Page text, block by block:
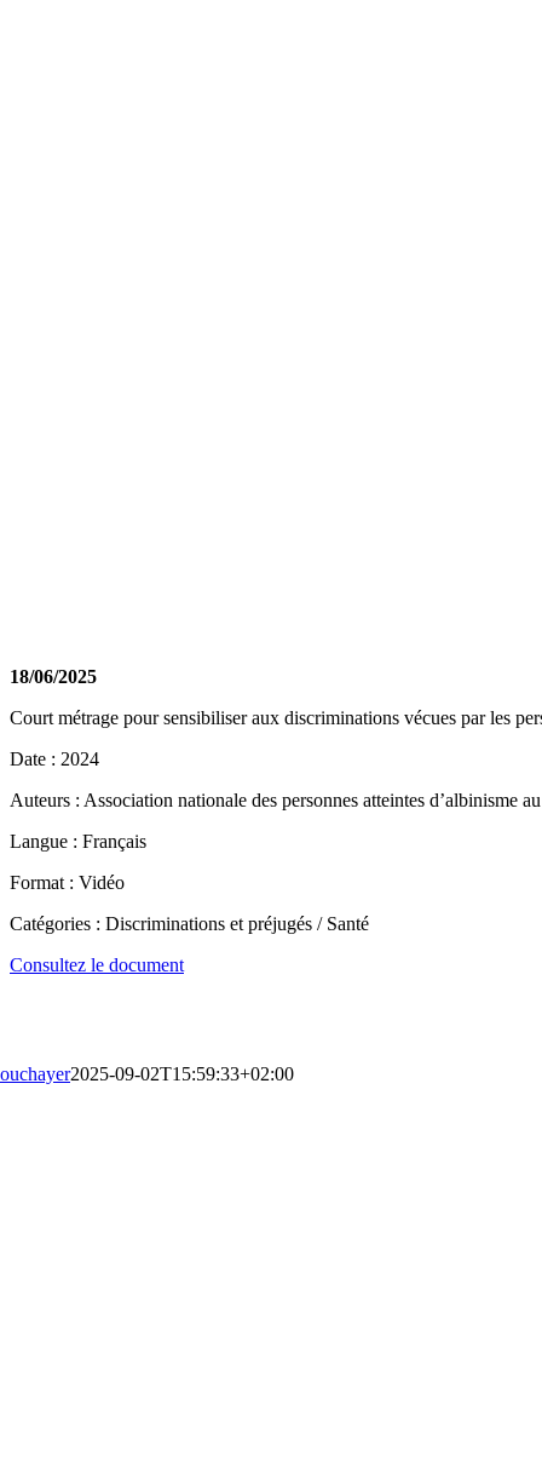
18/06/2025
Court métrage pour sensibiliser aux discriminations vécues par les
Date : 2024
Auteurs : Association nationale des personnes atteintes d’albinisme
Langue : Français
Format : Vidéo
Catégories : Discriminations et préjugés / Santé
Consultez le document
2025-09-02T15:59:33+02:00